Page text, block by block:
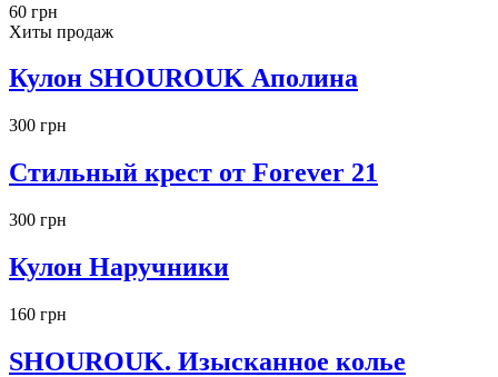
60 грн
Хиты продаж
Кулон SHOUROUK Аполина
300 грн
Стильный крест от Forever 21
300 грн
Кулон Наручники
160 грн
SHOUROUK. Изысканное колье